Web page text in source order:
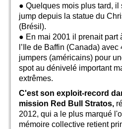
● Quelques mois plus tard, il
jump depuis la statue du
(Brésil).
● En mai 2001 il prenait part
l’Ile de Baffin (Canada)
jumpers (américains) pour
spot au dénivelé important
extrêmes.
C'est son exploit-record
mission Red Bull Stratos,
2012, qui a le plus marqué
mémoire collective retient